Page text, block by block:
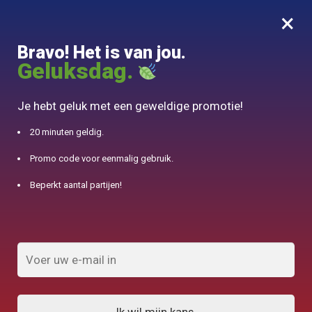
0
10% aangeboden voor 50€ aankopen met DJINN-code10
×
Bravo! Het is van jou.
Geluksdag.
Je hebt geluk met een geweldige promotie!
20 minuten geldig.
Promo code voor eenmalig gebruik.
Beperkt aantal partijen!